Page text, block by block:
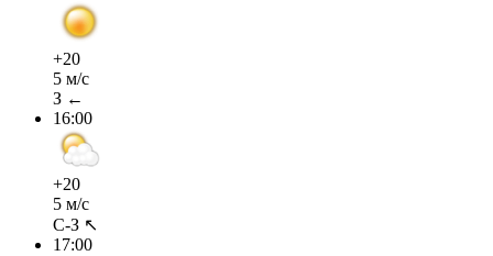
+20
5 м/с
З ←
16:00
+20
5 м/с
С-З ↖
17:00